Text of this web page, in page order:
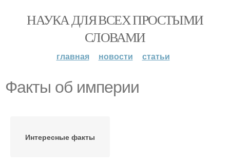
НАУКА ДЛЯ ВСЕХ ПРОСТЫМИ
СЛОВАМИ
главная новости статьи
Факты об империи
Интересные факты